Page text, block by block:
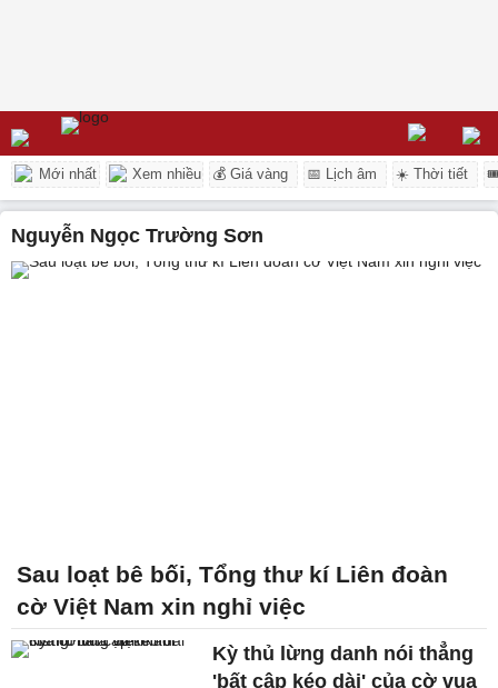
Mới nhất Xem nhiều 💰 Giá vàng 📅 Lịch âm ☀️ Thời tiết
Nguyễn Ngọc Trường Sơn
Sau loạt bê bối, Tổng thư kí Liên đoàn
cờ Việt Nam xin nghỉ việc
Kỳ thủ lừng danh nói thẳng
'bất cập kéo dài' của cờ vua